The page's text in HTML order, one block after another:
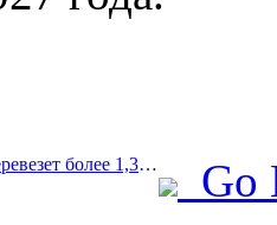
Prev:Аэропорт Дасин перевезет более 1,3 миллиона пассажиров в период празднования Дня независимости в 2025 году.
Go